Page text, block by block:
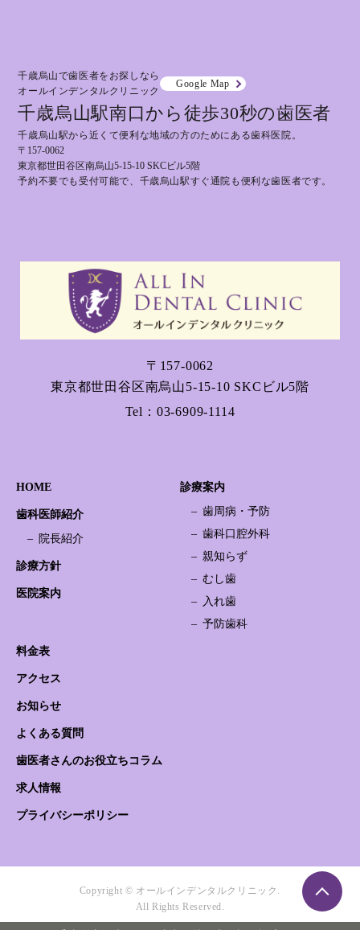
千歳烏山で歯医者をお探しなら
オールインデンタルクリニック
Google Map
千歳烏山駅南口から徒歩30秒の歯医者
千歳烏山駅から近くて便利な地域の方のためにある歯科医院。
〒157-0062
東京都世田谷区南烏山5-15-10 SKCビル5階
予約不要でも受付可能で、千歳烏山駅すぐ通院も便利な歯医者です。
〒157-0062
東京都世田谷区南烏山5-15-10 SKCビル5階
Tel： 03-6909-1114
HOME
歯科医師紹介
院長紹介
診療方針
医院案内
診療案内
歯周病・予防
歯科口腔外科
親知らず
むし歯
入れ歯
予防歯科
料金表
アクセス
お知らせ
よくある質問
歯医者さんのお役立ちコラム
求人情報
プライバシーポリシー
Copyright © オールインデンタルクリニック.
All Rights Reserved.